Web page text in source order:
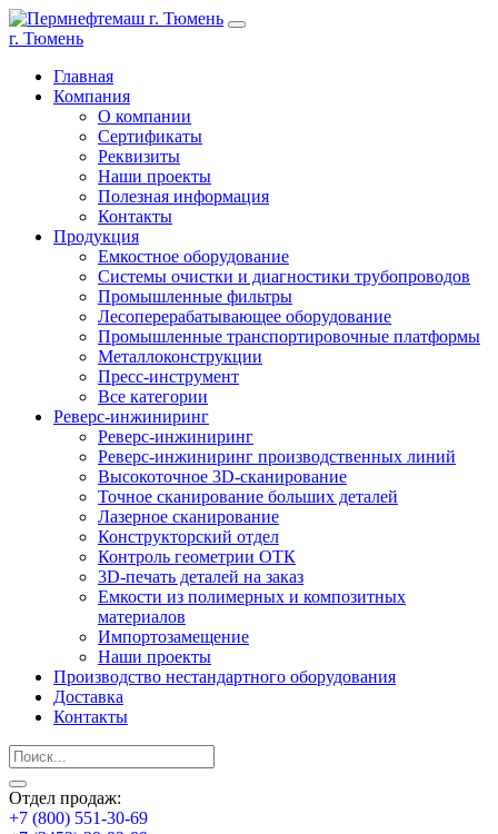
г. Тюмень
Главная
Компания
О компании
Сертификаты
Реквизиты
Наши проекты
Полезная информация
Контакты
Продукция
Емкостное оборудование
Системы очистки и диагностики трубопроводов
Промышленные фильтры
Лесоперерабатывающее оборудование
Промышленные транспортировочные платформы
Металлоконструкции
Пресс-инструмент
Все категории
Реверс-инжиниринг
Реверс-инжиниринг
Реверс-инжиниринг производственных линий
Высокоточное 3D-сканирование
Точное сканирование больших деталей
Лазерное сканирование
Конструкторский отдел
Контроль геометрии ОТК
3D-печать деталей на заказ
Емкости из полимерных и композитных
материалов
Импортозамещение
Наши проекты
Производство нестандартного оборудования
Доставка
Контакты
Отдел продаж:
+7 (800) 551-30-69